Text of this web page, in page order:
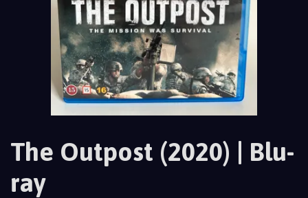
The Outpost (2020) | Blu-
ray